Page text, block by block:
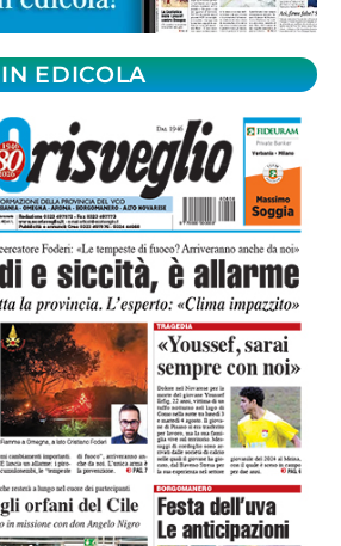
IN EDICOLA